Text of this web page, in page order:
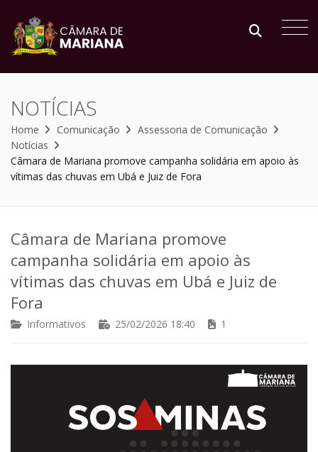
NOTÍCIAS
Home Comunicação
Assessoria de Comunicação
Notícias
Câmara de Mariana promove campanha solidária em apoio às
vítimas das chuvas em Ubá e Juiz de Fora
Câmara de Mariana promove
campanha solidária em apoio às
vítimas das chuvas em Ubá e Juiz de
Fora
Informativos 25/02/2026 18:40 1